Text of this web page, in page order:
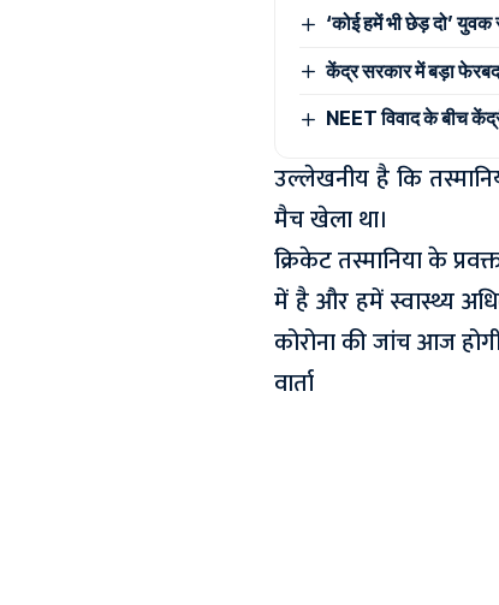
‘कोई हमें भी छेड़ दो’
केंद्र सरकार में बड़ा
NEET विवाद के बीच
उल्लेखनीय है कि
मैच खेला था।
क्रिकेट तस्मानिया के
में है और हमें स्वास्थ्य
कोरोना की जांच आज
वार्ता